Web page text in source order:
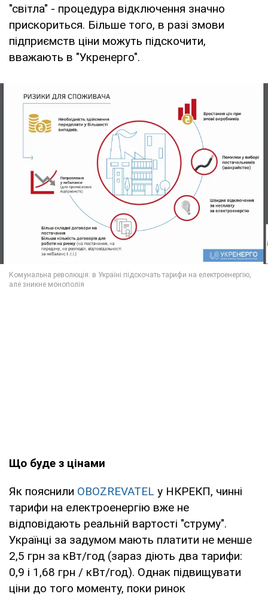
"світла" - процедура відключення значно
прискориться. Більше того, в разі змови
підприємств ціни можуть підскочити,
вважають в "Укренерго".
Що буде з цінами
Як пояснили OBOZREVATEL у НКРЕКП, чинні
тарифи на електроенергію вже не
відповідають реальній вартості "струму".
Українці за задумом мають платити не менше
2,5 грн за кВт/год (зараз діють два тарифи:
0,9 і 1,68 грн / кВт/год). Однак підвищувати
ціни до того моменту, поки ринок